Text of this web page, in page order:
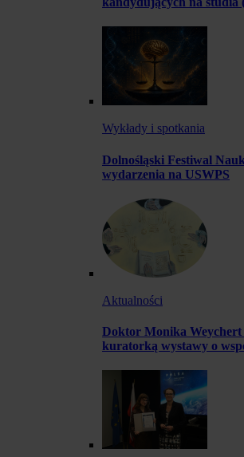
Wykłady i spotkania
Dolnośląski Festiwal
wydarzenia na USWPS
Aktualności
Doktor Monika Weychert
kuratorką wystawy o